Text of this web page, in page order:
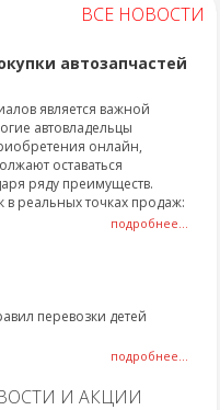
ВСЕ НОВОСТИ
автозапчастей
является важной
автовладельцы
онлайн,
оставаться
ряду преимуществ.
реальных точках продаж:
подробнее...
перевозки детей
подробнее...
И АКЦИИ